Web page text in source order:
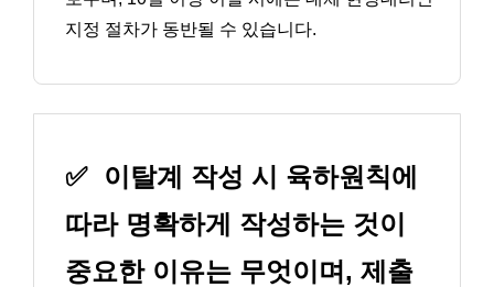
지정 절차가 동반될 수 있습니다.
✅
이탈계 작성 시 육하원칙에
따라 명확하게 작성하는 것이
중요한 이유는 무엇이며, 제출